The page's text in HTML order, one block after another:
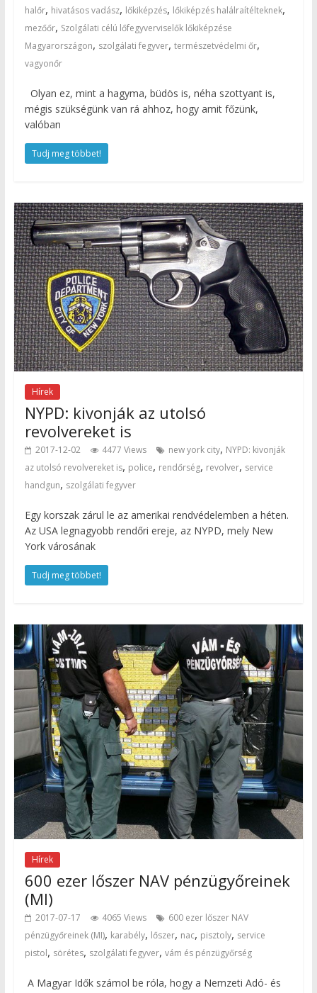
halőr, hivatásos vadász, lőkiképzés, lőkiképzés halálraítélteknek,
mezőőr, Szolgálati célú lőfegyverviselők lőkiképzése
Magyarországon, szolgálati fegyver, természetvédelmi őr,
vagyonőr
Olyan ez, mint a hagyma, büdös is, néha szottyant is,
mégis szükségünk van rá ahhoz, hogy amit főzünk,
valóban
Tudj meg többet!
Hírek
NYPD: kivonják az utolsó
revolvereket is
2017-12-02 4477 Views new york city, NYPD: kivonják
az utolsó revolvereket is, police, rendőrség, revolver, service
handgun, szolgálati fegyver
Egy korszak zárul le az amerikai rendvédelemben a héten.
Az USA legnagyobb rendőri ereje, az NYPD, mely New
York városának
Tudj meg többet!
Hírek
600 ezer lőszer NAV pénzügyőreinek
(MI)
2017-07-17 4065 Views
600 ezer lőszer NAV
pénzügyőreinek (MI), karabély, lőszer, nac, pisztoly, service
pistol, sörétes, szolgálati fegyver, vám és pénzügyőrség
A Magyar Idők számol be róla, hogy a Nemzeti Adó- és